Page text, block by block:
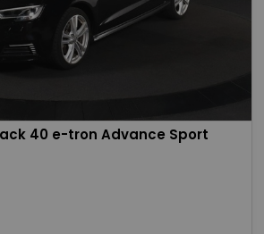
40 e-tron Advance Sport